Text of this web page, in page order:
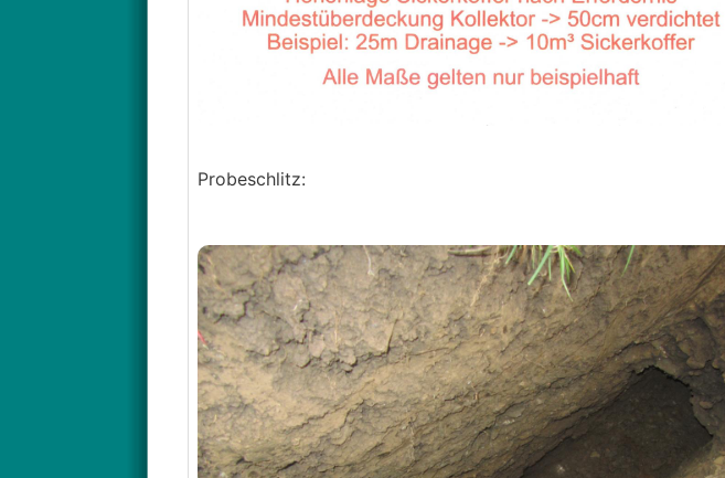
Probeschlitz: